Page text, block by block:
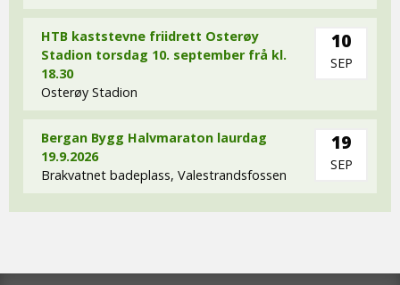
HTB kaststevne friidrett Osterøy
Stadion torsdag 10. september frå kl.
18.30
Osterøy Stadion
10
SEP
Bergan Bygg Halvmaraton laurdag
19.9.2026
Brakvatnet badeplass, Valestrandsfossen
19
SEP